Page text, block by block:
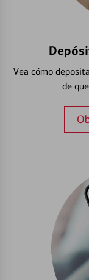
Vea cómo
de